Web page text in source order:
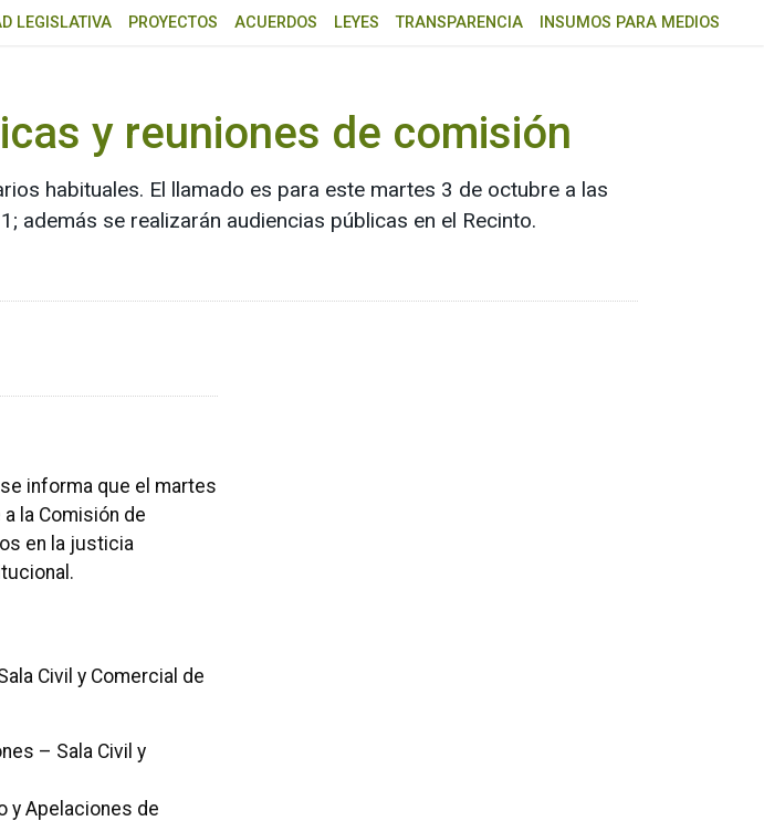
LEGISLATIVA PROYECTOS ACUERDOS LEYES TRANSPARENCIA INSUMOS PARA MEDIOS
y reuniones de comisión
habituales. El llamado es para este martes 3 de octubre a las
además se realizarán audiencias públicas en el Recinto.
informa que el martes
la Comisión de
en la justicia
Civil y Comercial de
– Sala Civil y
y Apelaciones de